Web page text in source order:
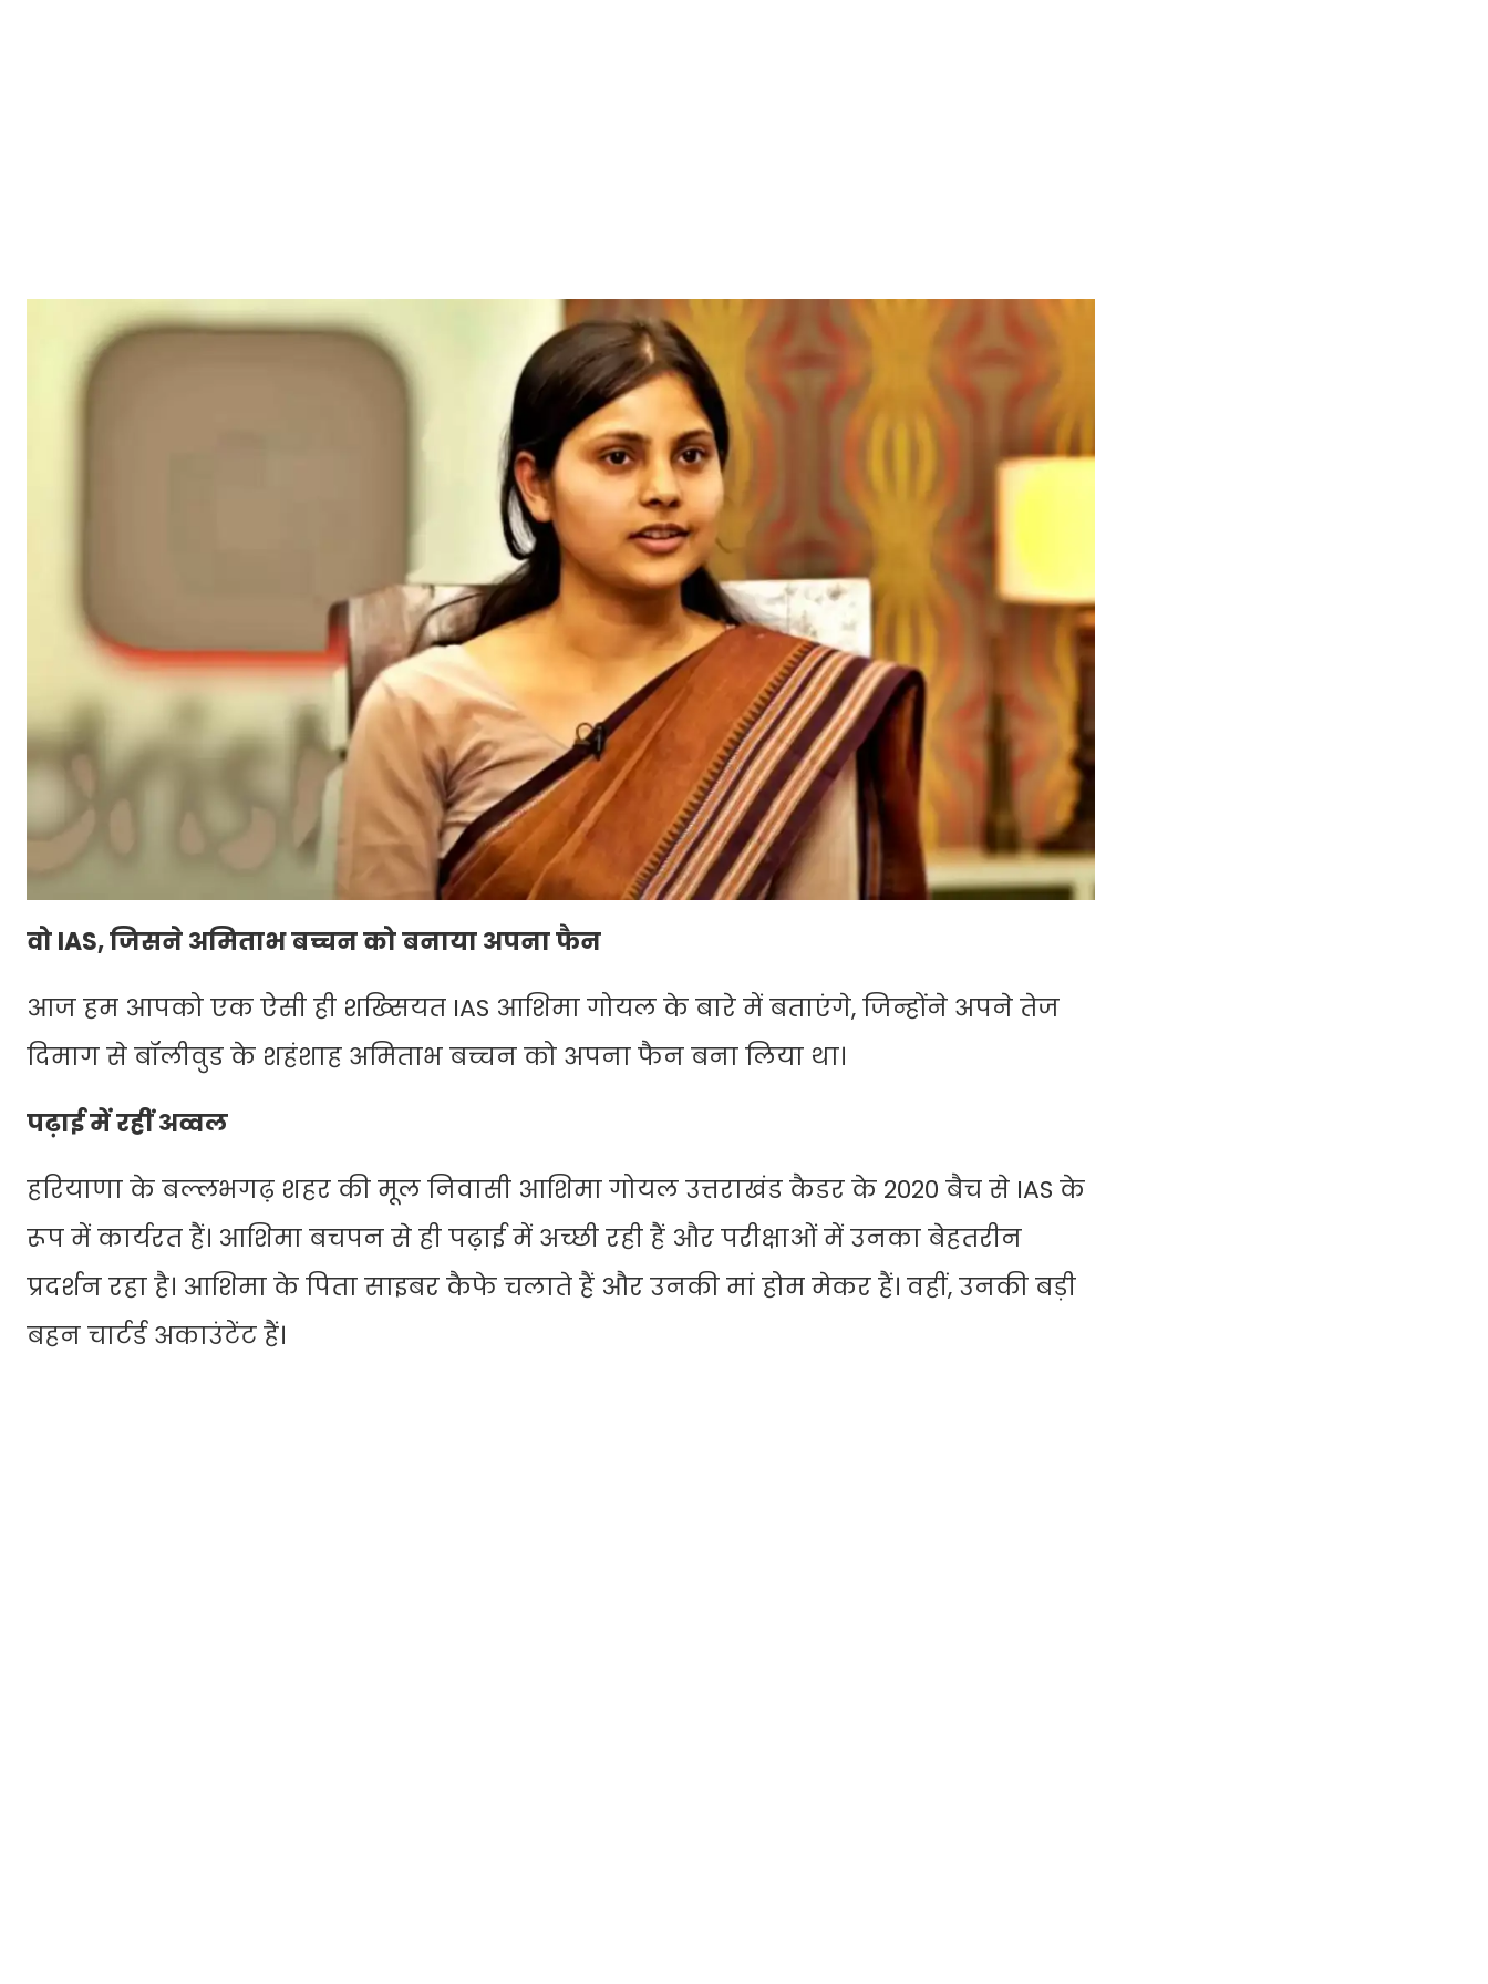
वो IAS, जिसने अमिताभ बच्चन को बनाया अपना फैन
आज हम आपको एक ऐसी ही शख्सियत IAS आशिमा गोयल के बारे में बताएंगे, जिन्होंने अपने तेज
दिमाग से बॉलीवुड के शहंशाह अमिताभ बच्चन को अपना फैन बना लिया था।
पढ़ाई में रहीं अव्वल
हरियाणा के बल्लभगढ़ शहर की मूल निवासी आशिमा गोयल उत्तराखंड कैडर के 2020 बैच से IAS के
रूप में कार्यरत हैं। आशिमा बचपन से ही पढ़ाई में अच्छी रही हैं और परीक्षाओं में उनका बेहतरीन
प्रदर्शन रहा है। आशिमा के पिता साइबर कैफे चलाते हैं और उनकी मां होम मेकर हैं। वहीं, उनकी बड़ी
बहन चार्टर्ड अकाउंटेंट हैं।